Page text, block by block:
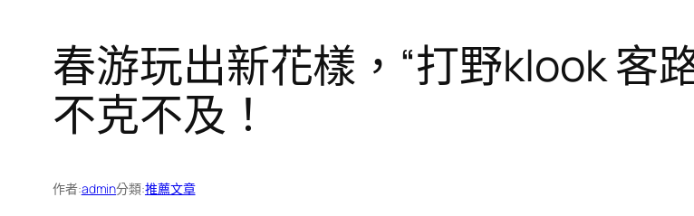
春游玩出新花樣，“打野klook 客
不克不及！
作者:admin分類:推薦文章